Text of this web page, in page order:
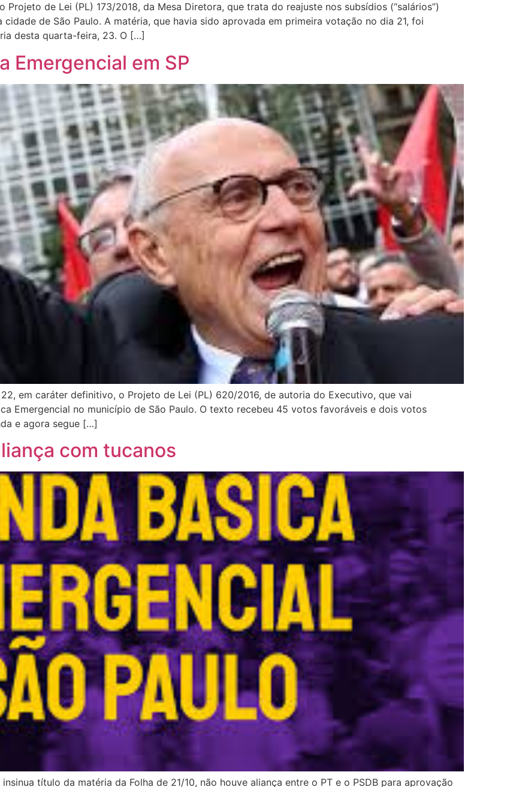
de Lei (PL) 173/2018, da Mesa Diretora, que trata do reajuste nos subsídios (“salários”)
de São Paulo. A matéria, que havia sido aprovada em primeira votação no dia 21, foi
desta quarta-feira, 23. O […]
Emergencial em SP
em caráter definitivo, o Projeto de Lei (PL) 620/2016, de autoria do Executivo, que vai
Emergencial no município de São Paulo. O texto recebeu 45 votos favoráveis e dois votos
e agora segue […]
com tucanos
título da matéria da Folha de 21/10, não houve aliança entre o PT e o PSDB para aprovação